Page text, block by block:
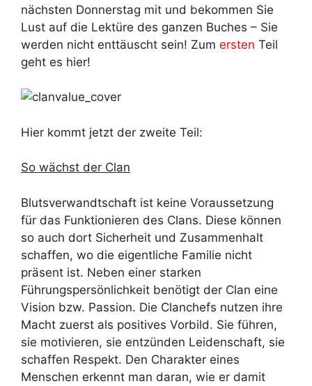
nächsten Donnerstag mit und bekommen Sie
Lust auf die Lektüre des ganzen Buches – Sie
werden nicht enttäuscht sein! Zum ersten Teil
geht es hier!
Hier kommt jetzt der zweite Teil:
So wächst der Clan
Blutsverwandtschaft ist keine Voraussetzung
für das Funktionieren des Clans. Diese können
so auch dort Sicherheit und Zusammenhalt
schaffen, wo die eigentliche Familie nicht
präsent ist. Neben einer starken
Führungspersönlichkeit benötigt der Clan eine
Vision bzw. Passion. Die Clanchefs nutzen ihre
Macht zuerst als positives Vorbild. Sie führen,
sie motivieren, sie entzünden Leidenschaft, sie
schaffen Respekt. Den Charakter eines
Menschen erkennt man daran, wie er damit